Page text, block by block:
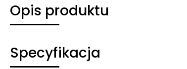
Opis produktu
Specyfikacja